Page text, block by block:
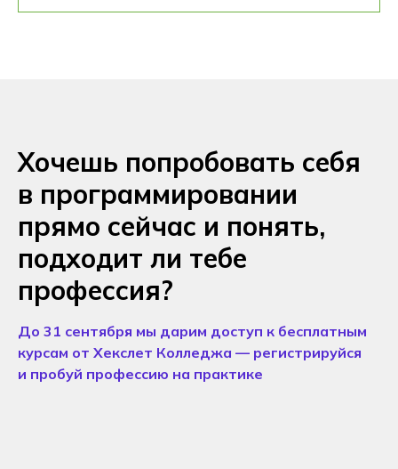
Хочешь попробовать себя
в программировании
прямо сейчас и понять,
подходит ли тебе
профессия?
До 31 сентября мы дарим доступ к бесплатным
курсам от Хекслет Колледжа — регистрируйся
и пробуй профессию на практике